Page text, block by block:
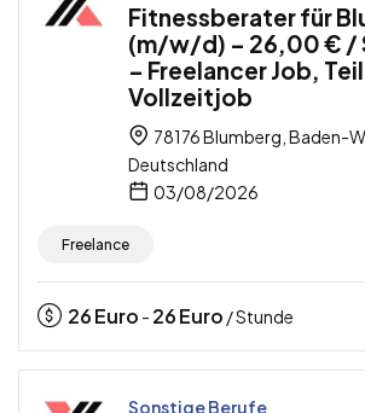
Fitnessberater für
(m/w/d) – 26,00 € /
– Freelancer Job,
Vollzeitjob
78176 Blumberg, Baden-
Deutschland
03/08/2026
Freelance
26Euro - 26Euro / Stunde
Sonstige Berufe